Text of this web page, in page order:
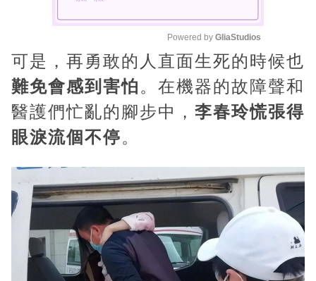
M
u
t
e
Powered by GliaStudios
可是，再勇敢的人直面生死的時候也
難免會感到害怕。在機器的故障聲和
醫護們忙亂的腳步中， 李春玲慌張得
眼淚流個不停。